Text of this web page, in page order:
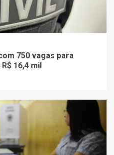
750 vagas para
16,4 mil